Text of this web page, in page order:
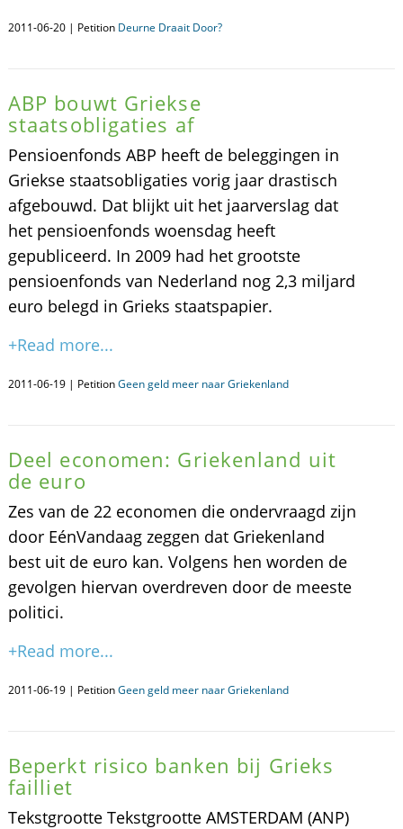
2011-06-20 | Petition Deurne Draait Door?
ABP bouwt Griekse
staatsobligaties af
Pensioenfonds ABP heeft de beleggingen in
Griekse staatsobligaties vorig jaar drastisch
afgebouwd. Dat blijkt uit het jaarverslag dat
het pensioenfonds woensdag heeft
gepubliceerd. In 2009 had het grootste
pensioenfonds van Nederland nog 2,3 miljard
euro belegd in Grieks staatspapier.
+Read more...
2011-06-19 | PetitionGeen geld meer naar Griekenland
Deel economen: Griekenland uit
de euro
Zes van de 22 economen die ondervraagd zijn
door EénVandaag zeggen dat Griekenland
best uit de euro kan. Volgens hen worden de
gevolgen hiervan overdreven door de meeste
politici.
+Read more...
2011-06-19 | PetitionGeen geld meer naar Griekenland
Beperkt risico banken bij Grieks
failliet
Tekstgrootte Tekstgrootte AMSTERDAM (ANP)